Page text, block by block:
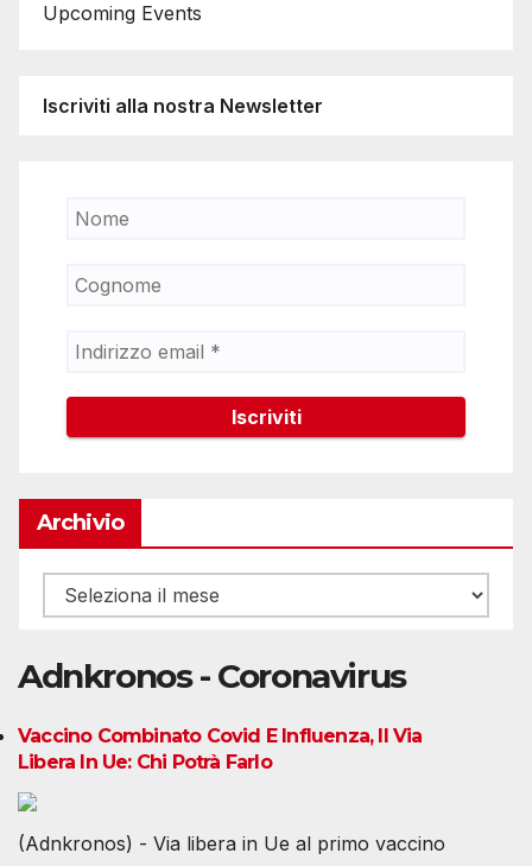
Upcoming Events
Iscriviti alla nostra Newsletter
Archivio
Archivio
Adnkronos - Coronavirus
Vaccino Combinato Covid E Influenza, Il Via
Libera In Ue: Chi Potrà Farlo
(Adnkronos) - Via libera in Ue al primo vaccino